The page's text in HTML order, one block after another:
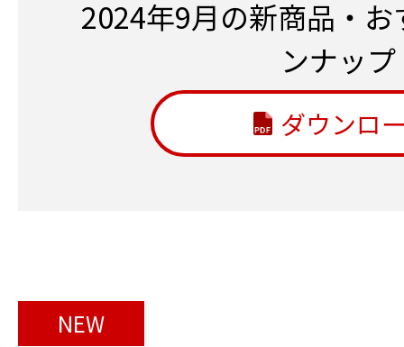
2024年9月の新商品・
ンナップ
ダウンロ
NEW